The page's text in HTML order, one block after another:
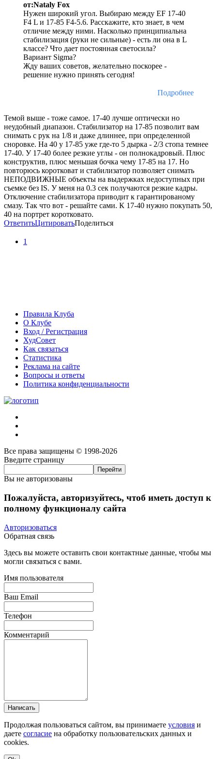
от:Nataly Fox
Нужен широкий угол. Выбираю между EF 17-40
F4 L и 17-85 F4-5.6. Расскажите, кто знает, в чем
отличие между ними. Насколько принципиальна
стабилизация (руки не сильные) - есть ли она в L
классе? Что дает постоянная светосила?
Вариант Sigma?
Жду ваших советов, желательно поскорее -
решение нужно принять сегодня!
Подробнее
Темой выше - тоже самое. 17-40 лучше оптически но
неудобный диапазон. Стабилизатор на 17-85 позволит вам
снимать с рук на 1/8 и даже длиннее, при определенной
сноровке. На 40 у 17-85 уже где-то 5 дырка - 2/3 стопа темнее
17-40. У 17-40 более резкие углы - он полнокадровый. Плюс
конструктив, плюс меньшая бочка чему 17-85 на 17. Но
повторюсь коротковат и стабилизатор позволяет снимать
НЕПОДВИЖНЫЕ объекты на выдержках недоступных при
съемке без IS. У меня на 0.3 сек получаются резкие кадры.
Отключение стабилизатора приводит к гарантированому
смазу. Так что вот - решайте сами. К 17-40 нужно покупать 50,
40 на портрет коротковато.
ОтветитьЦитироватьПоделиться
1
Правила Клуба
О Клубе
Вход / Регистрация
ХудСовет
Как связаться
Статистика
Реклама на сайте
Вопросы и ответы
Политика конфиденциальности
Все права защищены © 1998-2026
Введите страницу
Вы не авторизованы
Пожалуйста, авторизуйтесь, чтоб иметь доступ к
полному функционалу сайта
Авторизоваться
Обратная связь
Здесь вы можете оставить свои контактные данные, чтобы мы
могли связаться с вами.
Имя пользователя
Ваш Email
Телефон
Комментарий
Написать
Продолжая пользоваться сайтом, вы принимаете условия и
даете согласие на обработку пользовательских данных и
cookies.